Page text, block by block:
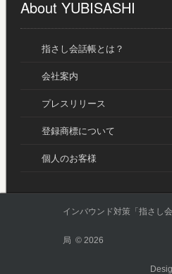
About YUBISASHI
指さし会話帳とは？
会社案内
プレスリリース
登録商標について
個人のお客様
インバウンド対策「指さし
局 © 2026